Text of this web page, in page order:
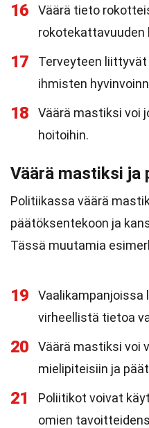
16
Väärä tieto
rokotekattavuuden
17
Terveyteen
ihmisten
18
Väärä mastiksi voi
hoitoihin.
Väärä mastiksi ja
Politiikassa väärä
päätöksentekoon ja
Tässä muutamia
19
Vaalikampanjoissa
virheellistä tietoa
20
Väärä mastiksi voi
mielipiteisiin ja
21
Poliitikot voivat
omien